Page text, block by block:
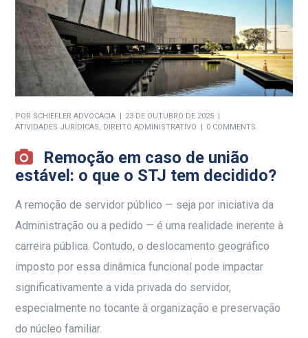
POR SCHIEFLER ADVOCACIA
23 DE OUTUBRO DE 2025
ATIVIDADES JURÍDICAS, DIREITO ADMINISTRATIVO 0 COMMENTS
Remoção em caso de união
estável: o que o STJ tem decidido?
A remoção de servidor público — seja por iniciativa da
Administração ou a pedido — é uma realidade inerente à
carreira pública. Contudo, o deslocamento geográfico
imposto por essa dinâmica funcional pode impactar
significativamente a vida privada do servidor,
especialmente no tocante à organização e preservação
do núcleo familiar.